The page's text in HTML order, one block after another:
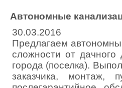
Автономные
30.03.2016
Предлагаем
сложности от
города (поселка).
заказчика, монтаж,